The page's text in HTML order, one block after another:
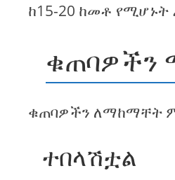
ከ15-20 ከመቶ የሚሆኑት
ቁጠባዎችን
ቁጠባዎችን ለማከማቸት
ተበላሽቷል